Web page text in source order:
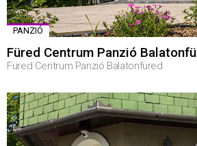
PANZIÓ
Füred Centrum Panzió
Füred Centrum Panzió Balatonfüred